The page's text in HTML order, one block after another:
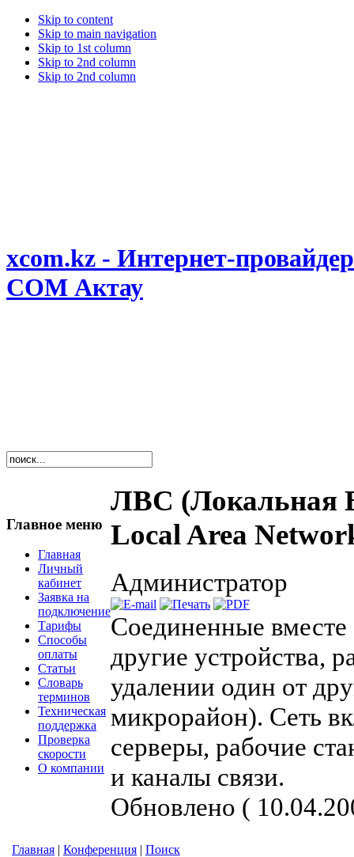
Skip to content
Skip to main navigation
Skip to 1st column
Skip to 2nd column
Skip to 2nd column
xcom.kz - Интернет-
COM Актау
Главное меню
Главная
Личный
кабинет
Заявка на
подключение
Тарифы
Способы
оплаты
Статьи
Словарь
терминов
Техническая
поддержка
Проверка
скорости
О компании
ЛВС (Локальная
Local Area
Администратор
Соединенные
другие устройства,
удалении один от
микрорайон). Сеть
серверы, рабочие
и каналы связи.
Обновлено (
Главная | Конференция | Поиск